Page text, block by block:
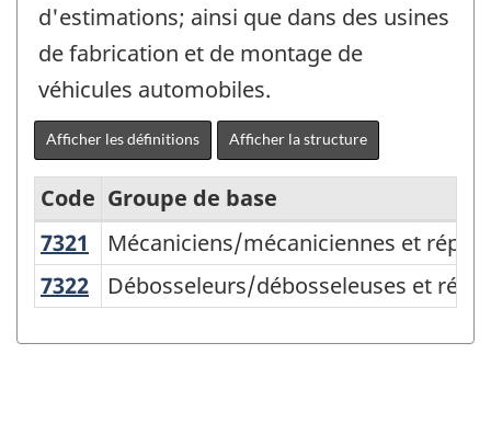
d'estimations; ainsi que dans des usines
de fabrication et de montage de
véhicules automobiles.
Afficher les définitions Afficher la structure
Classification
nationale
Code Groupe de base
7321
Mécaniciens/mécaniciennes et
Mécaniciens/mécaniciennes et
7322 Débosseleurs/débosseleuses et
Débosseleurs/débosseleuses et